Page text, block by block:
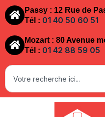
Passy : 12 Rue de
Tél : 01 40 50 60 51
Mozart : 80 Avenue
Tél : 01 42 88 59 05